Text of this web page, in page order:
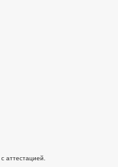
с аттестацией.